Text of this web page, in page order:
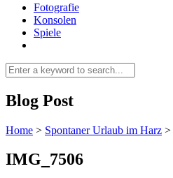
Fotografie
Konsolen
Spiele
Blog Post
Home > Spontaner Urlaub im Harz >
IMG_7506